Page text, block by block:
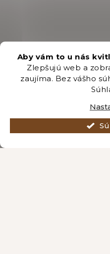
Aby vám to u nás
Zlepšujú web a
zaujíma. Bez vášho